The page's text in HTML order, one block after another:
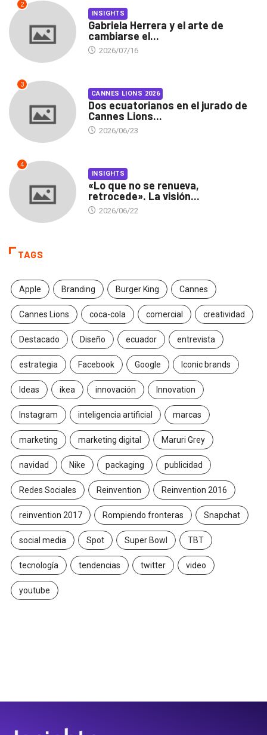
2
INSIGHTS
Gabriela Herrera y el arte de
cambiarse el...
2026/07/16
3
CANNES LIONS 2026
Dos ecuatorianos en el jurado de
Cannes Lions...
2026/06/23
4
INSIGHTS
«Lo que no se renueva,
retrocede». La visión...
2026/06/22
TAGS
Apple Branding Burger King Cannes
Cannes Lions coca-cola comercial creatividad
Destacado Diseño ecuador entrevista
estrategia Facebook Google Iconic brands
Ideas ikea innovación Innovation
Instagram inteligencia artificial marcas
marketing marketing digital Maruri Grey
navidad Nike packaging publicidad
Redes Sociales Reinvention Reinvention 2016
reinvention 2017 Rompiendo fronteras Snapchat
social media Spot Super Bowl TBT
tecnología tendencias twitter video
youtube